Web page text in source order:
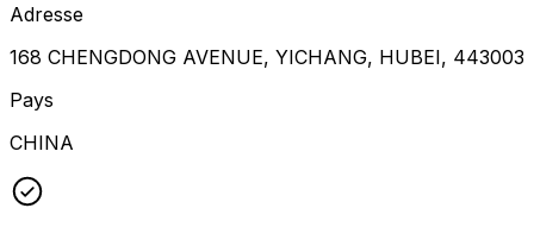
Adresse
168 CHENGDONG AVENUE, YICHANG, HUBEI, 443003
Pays
CHINA